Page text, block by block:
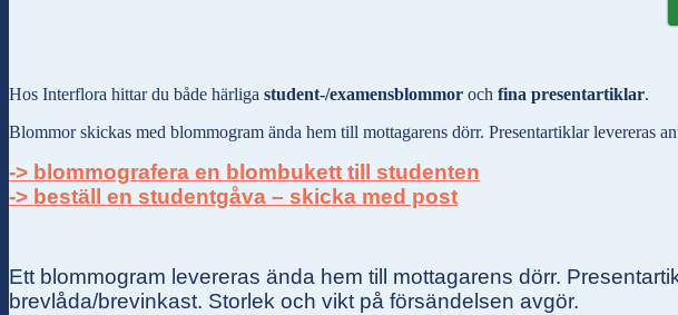
Hos Interflora hittar du både härliga student-/examensblommor och fina presentartiklar.
Blommor skickas med blommogram ända hem till mottagarens dörr. Presentartiklar levereras
-> blommografera en blombukett till studenten
-> beställ en studentgåva – skicka med post
Ett blommogram levereras ända hem till mottagarens dörr.
brevlåda/brevinkast. Storlek och vikt på försändelsen avgör.